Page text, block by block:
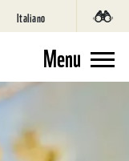
Italiano
Menu